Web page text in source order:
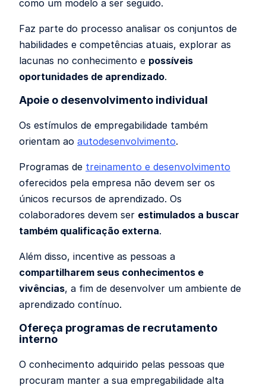
como um modelo a ser seguido.
Faz parte do processo analisar os conjuntos de
habilidades e competências atuais, explorar as
lacunas no conhecimento e possíveis
oportunidades de aprendizado.
Apoie o desenvolvimento individual
Os estímulos de empregabilidade também
orientam ao autodesenvolvimento.
Programas de treinamento e desenvolvimento
oferecidos pela empresa não devem ser os
únicos recursos de aprendizado. Os
colaboradores devem ser estimulados a buscar
também qualificação externa.
Além disso, incentive as pessoas a
compartilharem seus conhecimentos e
vivências, a fim de desenvolver um ambiente de
aprendizado contínuo.
Ofereça programas de recrutamento
interno
O conhecimento adquirido pelas pessoas que
procuram manter a sua empregabilidade alta